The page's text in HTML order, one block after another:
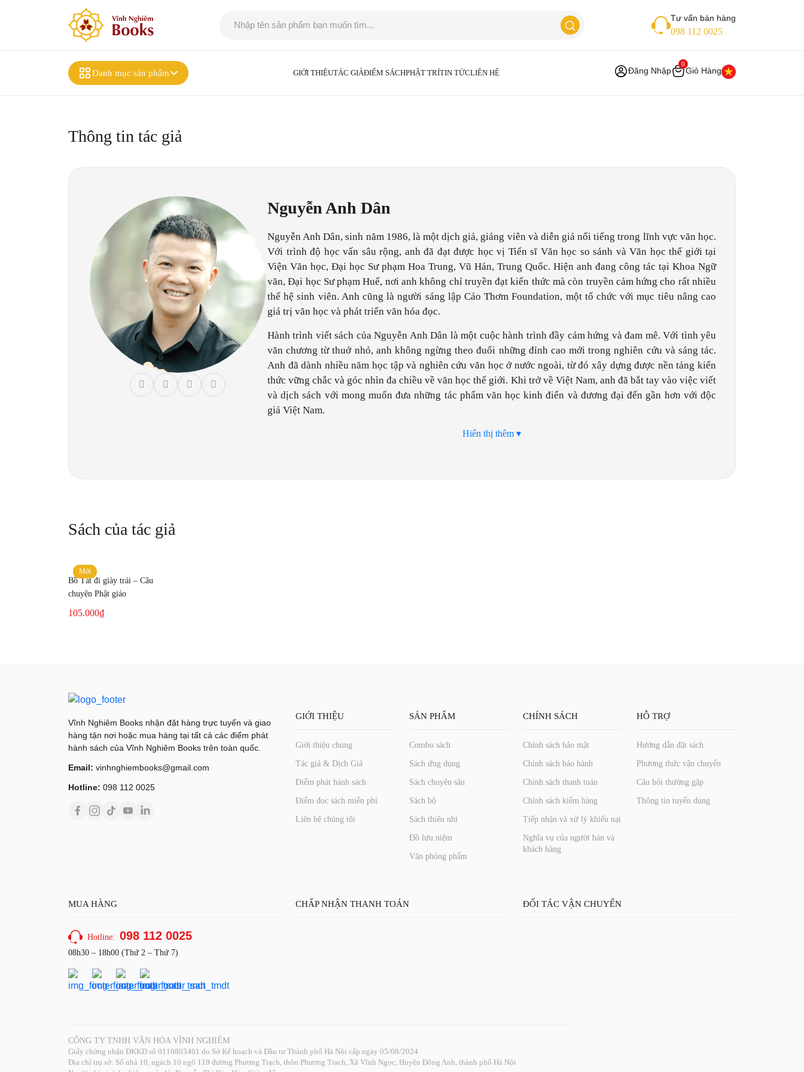
Tư vấn bán hàng
098 112 0025
Danh mục sản phẩm GIỚI THIỆUTÁC GIẢĐIỂM SÁCHPHẬT TRÍTIN TỨCLIÊN HỆ Đăng Nhập Giỏ Hàng
0
Thông tin tác giả
Nguyễn Anh Dân
Nguyễn Anh Dân, sinh năm 1986, là một dịch giả, giảng viên và diễn giả nổi tiếng trong lĩnh vực văn học.
Với trình độ học vấn sâu rộng, anh đã đạt được học vị Tiến sĩ Văn học so sánh và Văn học thế giới tại
Viện Văn học, Đại học Sư phạm Hoa Trung, Vũ Hán, Trung Quốc. Hiện anh đang công tác tại Khoa Ngữ
văn, Đại học Sư phạm Huế, nơi anh không chỉ truyền đạt kiến thức mà còn truyền cảm hứng cho rất nhiều
thế hệ sinh viên. Anh cũng là người sáng lập Cảo Thơm Foundation, một tổ chức với mục tiêu nâng cao
giá trị văn học và phát triển văn hóa đọc.
Hành trình viết sách của Nguyễn Anh Dân là một cuộc hành trình đầy cảm hứng và đam mê. Với tình yêu
văn chương từ thuở nhỏ, anh không ngừng theo đuổi những đỉnh cao mới trong nghiên cứu và sáng tác.
Anh đã dành nhiều năm học tập và nghiên cứu văn học ở nước ngoài, từ đó xây dựng được nền tảng kiến
thức vững chắc và góc nhìn đa chiều về văn học thế giới. Khi trở về Việt Nam, anh đã bắt tay vào việc viết
và dịch sách với mong muốn đưa những tác phẩm văn học kinh điển và đương đại đến gần hơn với độc
giả Việt Nam.
Hiển thị thêm ▾
Sách của tác giả
Mới
Bồ Tát đi giày trái – Câu
chuyện Phật giáo
105.000₫
Vĩnh Nghiêm Books nhận đặt hàng trực tuyến và giao
hàng tận nơi hoặc mua hàng tại tất cả các điểm phát
hành sách của Vĩnh Nghiêm Books trên toàn quốc.
Email: vinhnghiembooks@gmail.com
Hotline: 098 112 0025
GIỚI THIỆU
Giới thiệu chung
Tác giả & Dịch Giả
Điểm phát hành sách
Điểm đọc sách miễn phí
Liên hệ chúng tôi
SẢN PHẨM
Combo sách
Sách ứng dụng
Sách chuyên sâu
Sách bộ
Sách thiếu nhi
Đồ lưu niệm
Văn phòng phẩm
CHÍNH SÁCH
Chính sách bảo mật
Chính sách bảo hành
Chính sách thanh toán
Chính sách kiểm hàng
Tiếp nhận và xử lý khiếu nại
Nghĩa vụ của người bán và
khách hàng
HỖ TRỢ
Hướng dẫn đặt sách
Phương thức vận chuyển
Câu hỏi thường gặp
Thông tin tuyển dụng
MUA HÀNG
Hotline: 098 112 0025
08h30 – 18h00 (Thứ 2 – Thứ 7)
CHẤP NHẬN THANH TOÁN ĐỐI TÁC VẬN CHUYỂN
CÔNG TY TNHH VĂN HÓA VĨNH NGHIÊM
Giấy chứng nhận ĐKKD số 0110803401 do Sở Kế hoạch và Đầu tư Thành phố Hà Nội cấp ngày 05/08/2024
Địa chỉ trụ sở: Số nhà 10, ngách 10 ngõ 119 đường Phương Trạch, thôn Phương Trạch, Xã Vĩnh Ngọc, Huyện Đông Anh, thành phố Hà Nội